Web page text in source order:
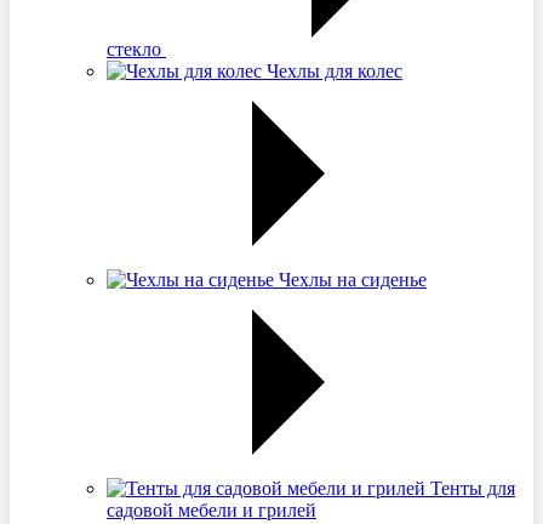
стекло
Чехлы для колес
Чехлы на сиденье
Тенты для
садовой мебели и грилей